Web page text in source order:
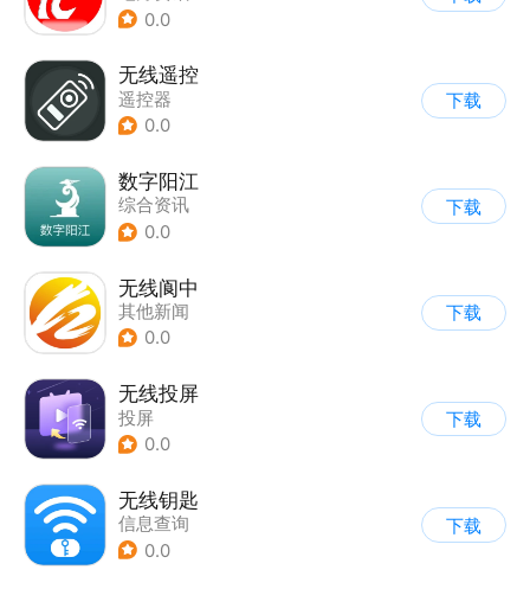
0.0
无线遥控
遥控器
0.0
下载
数字阳江
综合资讯
0.0
下载
无线阆中
其他新闻
0.0
下载
无线投屏
投屏
0.0
下载
无线钥匙
信息查询
0.0
下载